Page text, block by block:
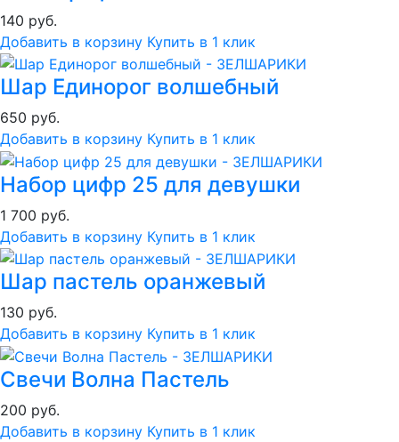
140 руб.
Добавить в корзину Купить в 1 клик
Шар Единорог волшебный
650 руб.
Добавить в корзину Купить в 1 клик
Набор цифр 25 для девушки
1 700 руб.
Добавить в корзину Купить в 1 клик
Шар пастель оранжевый
130 руб.
Добавить в корзину Купить в 1 клик
Свечи Волна Пастель
200 руб.
Добавить в корзину Купить в 1 клик